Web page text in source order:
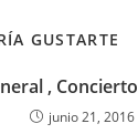
GUSTARTE
,
junio 21, 2016